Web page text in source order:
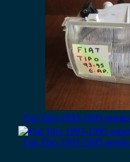
Fiat Tipo 1993-1995
Fiat Tipo 1993-1995